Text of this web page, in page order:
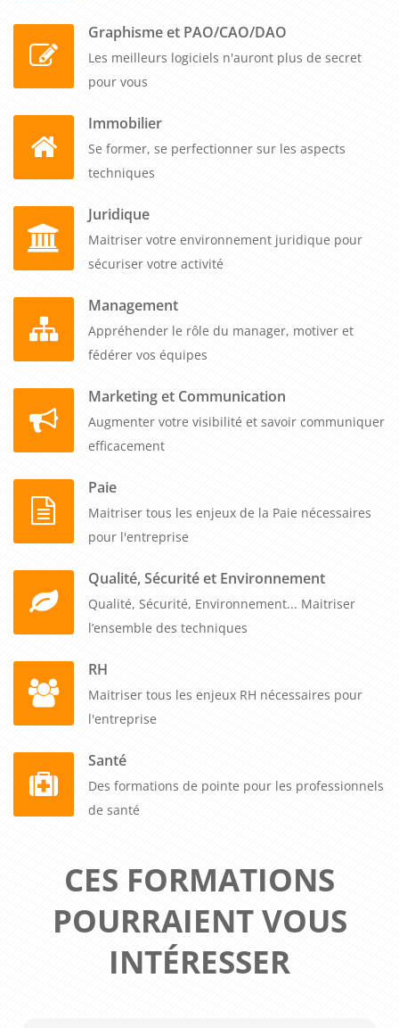
Graphisme et PAO/CAO/DAO
Les meilleurs logiciels n'auront plus de secret
pour vous
Immobilier
Se former, se perfectionner sur les aspects
techniques
Juridique
Maitriser votre environnement juridique pour
sécuriser votre activité
Management
Appréhender le rôle du manager, motiver et
fédérer vos équipes
Marketing et Communication
Augmenter votre visibilité et savoir communiquer
efficacement
Paie
Maitriser tous les enjeux de la Paie nécessaires
pour l'entreprise
Qualité, Sécurité et Environnement
Qualité, Sécurité, Environnement... Maitriser
l’ensemble des techniques
RH
Maitriser tous les enjeux RH nécessaires pour
l'entreprise
Santé
Des formations de pointe pour les professionnels
de santé
CES FORMATIONS
POURRAIENT VOUS
INTÉRESSER